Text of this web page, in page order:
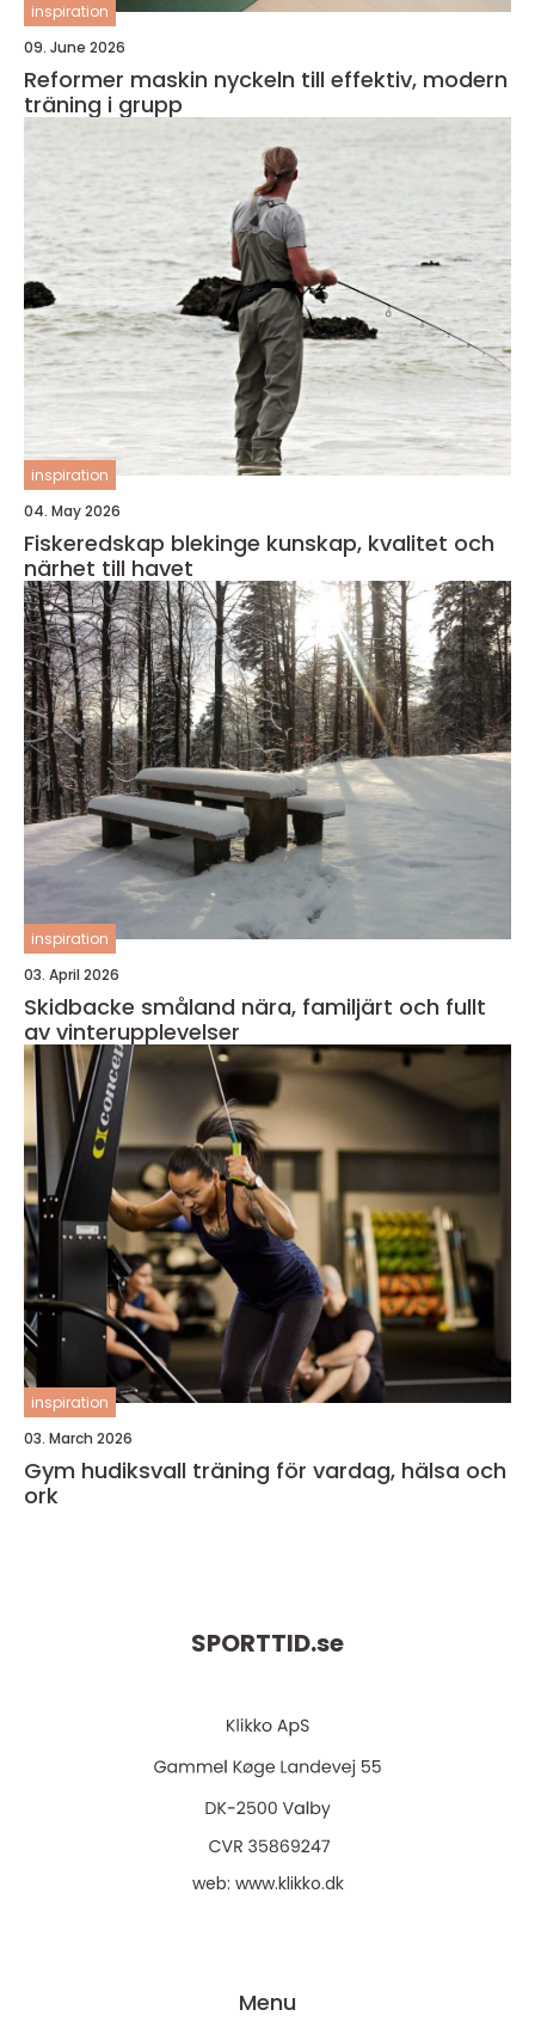
inspiration
09. June 2026
Reformer maskin nyckeln till effektiv, modern
träning i grupp
inspiration
04. May 2026
Fiskeredskap blekinge kunskap, kvalitet och
närhet till havet
inspiration
03. April 2026
Skidbacke småland nära, familjärt och fullt
av vinterupplevelser
inspiration
03. March 2026
Gym hudiksvall träning för vardag, hälsa och
ork
SPORTTID.se
web: www.klikko.dk
Menu